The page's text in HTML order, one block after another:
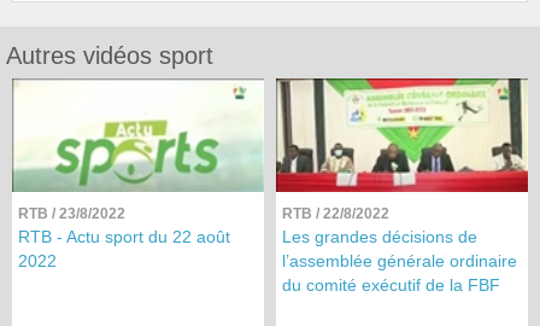
Autres vidéos sport
RTB / 23/8/2022
RTB - Actu sport du 22 août
2022
RTB / 22/8/2022
Les grandes décisions de
l’assemblée générale ordinaire
du comité exécutif de la FBF